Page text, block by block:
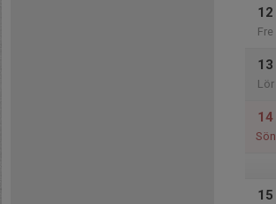
12
Fre
13
Lör
14
Sön
15